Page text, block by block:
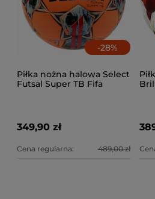
-28%
Piłka nożna halowa Select
Futsal Super TB Fifa
349,90 zł
Cena regularna: 489,00 zł